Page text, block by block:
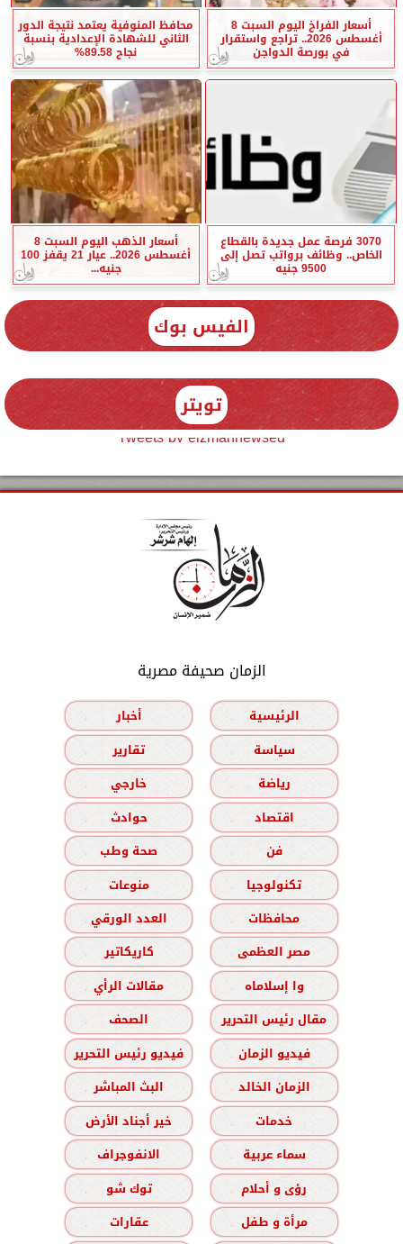
أسعار الفراخ اليوم السبت 8
أغسطس 2026.. تراجع واستقرار
في بورصة الدواجن
محافظ المنوفية يعتمد نتيجة الدور
الثاني للشهادة الإعدادية بنسبة
نجاح 89.58%
3070 فرصة عمل جديدة بالقطاع
الخاص.. وظائف برواتب تصل إلى
9500 جنيه
أسعار الذهب اليوم السبت 8
أغسطس 2026.. عيار 21 يقفز 100
جنيه...
الفيس بوك
تويتر
Tweets by elzmannewseg
الزمان صحيفة مصرية
الرئيسية
أخبار
سياسة
تقارير
رياضة
خارجي
اقتصاد
حوادث
فن
صحة وطب
تكنولوجيا
منوعات
محافظات
العدد الورقي
مصر العظمى
كاريكاتير
وا إسلاماه
مقالات الرأي
مقال رئيس التحرير
الصحف
فيديو الزمان
فيديو رئيس التحرير
الزمان الخالد
البث المباشر
خدمات
خير أجناد الأرض
سماء عربية
الانفوجراف
رؤى و أحلام
توك شو
مرأة و طفل
عقارات